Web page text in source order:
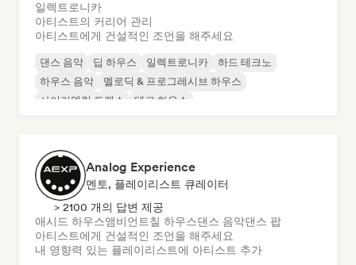
일렉트로니카
아티스트의 커리어 관리
아티스트에게 건설적인 조언을 해주세요
댄스 음악 딥 하우스 일렉트로니카
하드 테크노
하우스 음악
멜로딕 & 프로그레시브 하우스
사이키델릭 트랜스
테크 하우스
Analog Experience
멘토, 플레이리스트 큐레이터
> 2100 개의 답변 제공
애시드 하우스앰비언트칠 하우스댄스 음악댄스 팝
아티스트에게 건설적인 조언을 해주세요
내 영향력 있는 플레이리스트에 아티스트 추가